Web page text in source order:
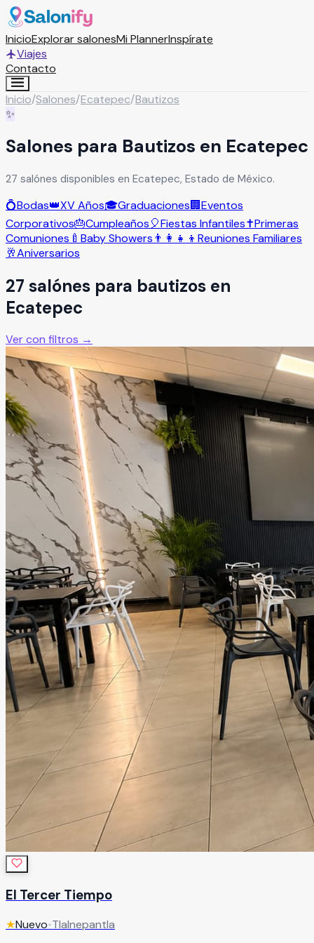
InicioExplorar salonesMi PlannerInspírate
Viajes
Contacto
Inicio/Salones/Ecatepec/Bautizos
✨
Salones para Bautizos en Ecatepec
27 salónes disponibles en Ecatepec, Estado de México.
💍Bodas👑XV Años🎓Graduaciones🏢Eventos
Corporativos🎂Cumpleaños🎈Fiestas Infantiles✝️Primeras
Comuniones 🍼 Baby Showers 👨‍👩‍👧‍👦 Reuniones Familiares
🥂Aniversarios
27 salónes para bautizos en
Ecatepec
Ver con filtros →
El Tercer Tiempo
★Nuevo•Tlalnepantla